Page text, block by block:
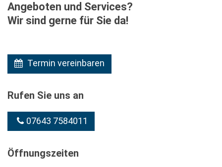
Angeboten und Services?
Wir sind gerne für Sie da!
Termin vereinbaren
Rufen Sie uns an
07643 7584011
Öffnungszeiten